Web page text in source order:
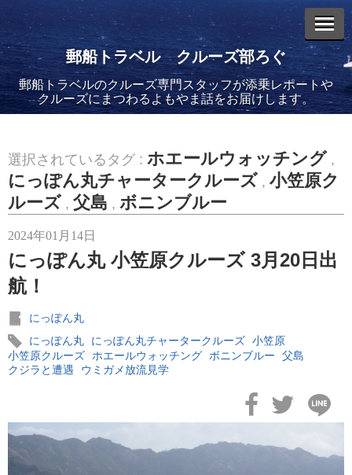
郵船トラベル クルーズ部ろぐ
郵船トラベルのクルーズ専門スタッフが添乗レポートや
クルーズにまつわるよもやま話をお届けします。
選択されているタグ : ホエールウォッチング ,
にっぽん丸チャータークルーズ , 小笠原ク
ルーズ , 父島 , ボニンブルー
2024年01月14日
にっぽん丸 小笠原クルーズ 3月20日出
航！
にっぽん丸
にっぽん丸
にっぽん丸チャータークルーズ 小笠原
小笠原クルーズ
ホエールウォッチング ボニンブルー
父島
クジラと遭遇
ウミガメ放流見学
エントリーリスト
2026年08月06日
バイキング・エデンに乗船してきました！(2)
2026年08月05日
バイキング・エデンに乗船してきました！(1)
2026年02月19日
飛鳥II アジアグランドクルーズおかえりなさい！